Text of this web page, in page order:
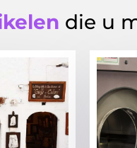
die u